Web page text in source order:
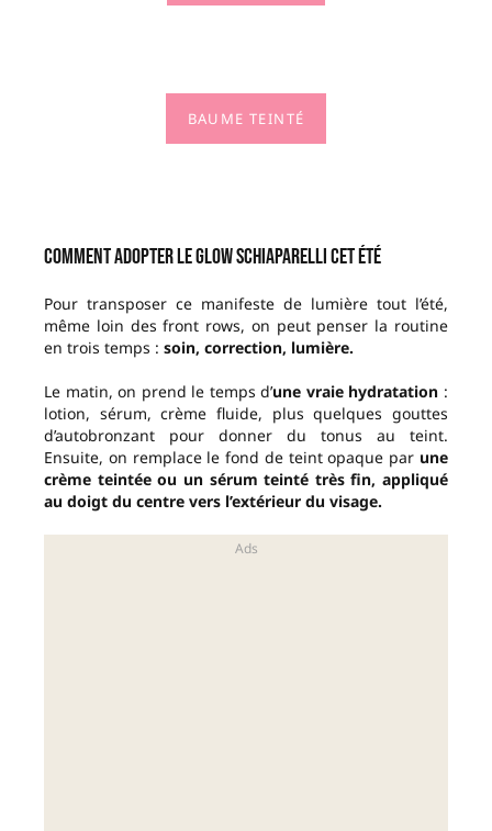
BAUME TEINTÉ
Comment adopter le glow Schiaparelli cet été
Pour transposer ce manifeste de lumière tout l’été,
même loin des front rows, on peut penser la routine
en trois temps : soin, correction, lumière.
Le matin, on prend le temps d’une vraie hydratation :
lotion, sérum, crème fluide, plus quelques gouttes
d’autobronzant pour donner du tonus au teint.
Ensuite, on remplace le fond de teint opaque par une
crème teintée ou un sérum teinté très fin, appliqué
au doigt du centre vers l’extérieur du visage.